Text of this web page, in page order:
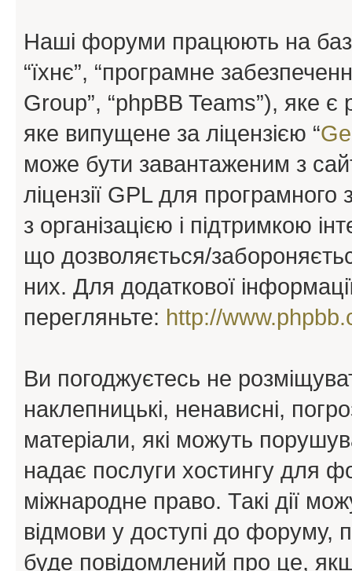
Наші форуми працюють на
“їхнє”, “програмне
Group”, “phpBB Teams”), яке
яке випущене за ліцензією “
може бути завантаженим з
ліцензії GPL для
з організацією і підтримкою
що дозволяється/
них. Для додаткової
перегляньте: http://
Ви погоджуєтесь не
наклепницькі, ненависні,
матеріали, які можуть
надає послуги хостингу для
міжнародне право. Такі дії
відмови у доступі до форуму,
буде повідомлений про це,